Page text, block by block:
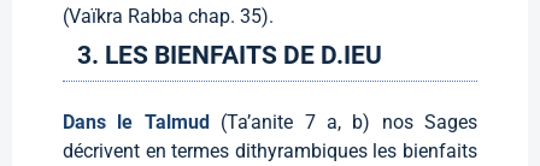
(Vaïkra Rabba chap. 35).
3. LES BIENFAITS DE D.IEU
Dans le Talmud (Ta’anite 7 a, b) nos Sages
décrivent en termes dithyrambiques les bienfaits